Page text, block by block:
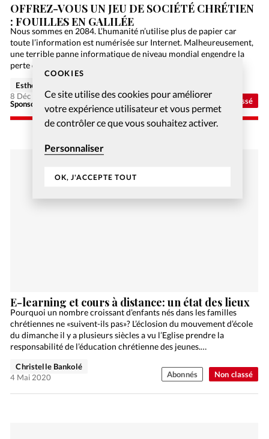
COOKIES
Ce site utilise des cookies pour améliorer
votre expérience utilisateur et vous permet
de contrôler ce que vous souhaitez activer.
Personnaliser
OK, J'ACCEPTE TOUT
Non classé
OFFREZ-VOUS UN JEU DE SOCIÉTÉ CHRÉTIEN
: FOUILLES EN GALILÉE
Nous sommes en 2084. L’humanité n’utilise plus de papier car
toute l’information est numérisée sur Internet. Malheureusement,
une terrible panne informatique de niveau mondial engendre la
perte de toutes ces précieuses données, et la Bible…
Sponsorisé - Alliance Biblilque Française
Esther Hänggi
8 Déc 2020
Non classé
E-learning et cours à distance: un état des lieux
Pourquoi un nombre croissant d’enfants nés dans les familles
chrétiennes ne «suivent-ils pas»? L’éclosion du mouvement d’école
du dimanche il y a plusieurs siècles a vu l’Eglise prendre la
responsabilité de l’éducation chrétienne des jeunes.…
Christelle Bankolé
4 Mai 2020
Abonnés